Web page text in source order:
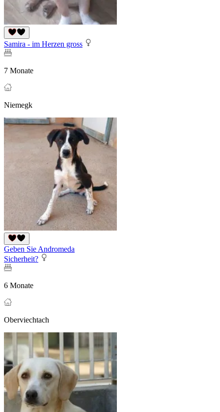
Samira - im Herzen gross
7 Monate
Niemegk
Geben Sie Andromeda
Sicherheit?
6 Monate
Oberviechtach